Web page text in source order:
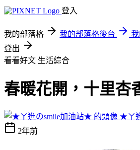
登入
我的部落格 我的部落格後台
登出
看看好文 生活綜合
春暖花開，十里
★ㄚ
2年前